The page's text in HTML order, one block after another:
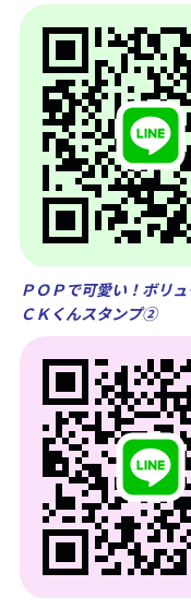
ＰＯＰで可愛い！ボリ
ＣＫくんスタンプ②